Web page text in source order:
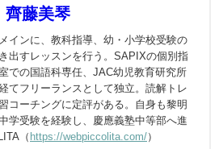
齊藤美琴
インに、教科指導、幼・小学校受験の
出すレッスンを行う。SAPIXの個別指
での国語科専任、JAC幼児教育研究所
てフリーランスとして独立。読解トレ
コーチングに定評がある。自身も黎明
学受験を経験し、慶應義塾中等部へ進
（ https://webpiccolita.com/）